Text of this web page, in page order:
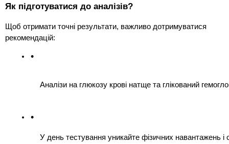
Як підготуватися до аналізів?
Щоб отримати точні результати, важливо дотримуватися
рекомендацій:
Аналізи на глюкозу крові натще та глікований
У день тестування уникайте фізичних навантажень і